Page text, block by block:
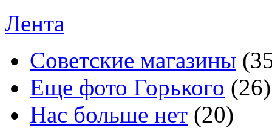
Лента
Советские магазины
Еще фото Горького (26)
Нас больше нет (20)